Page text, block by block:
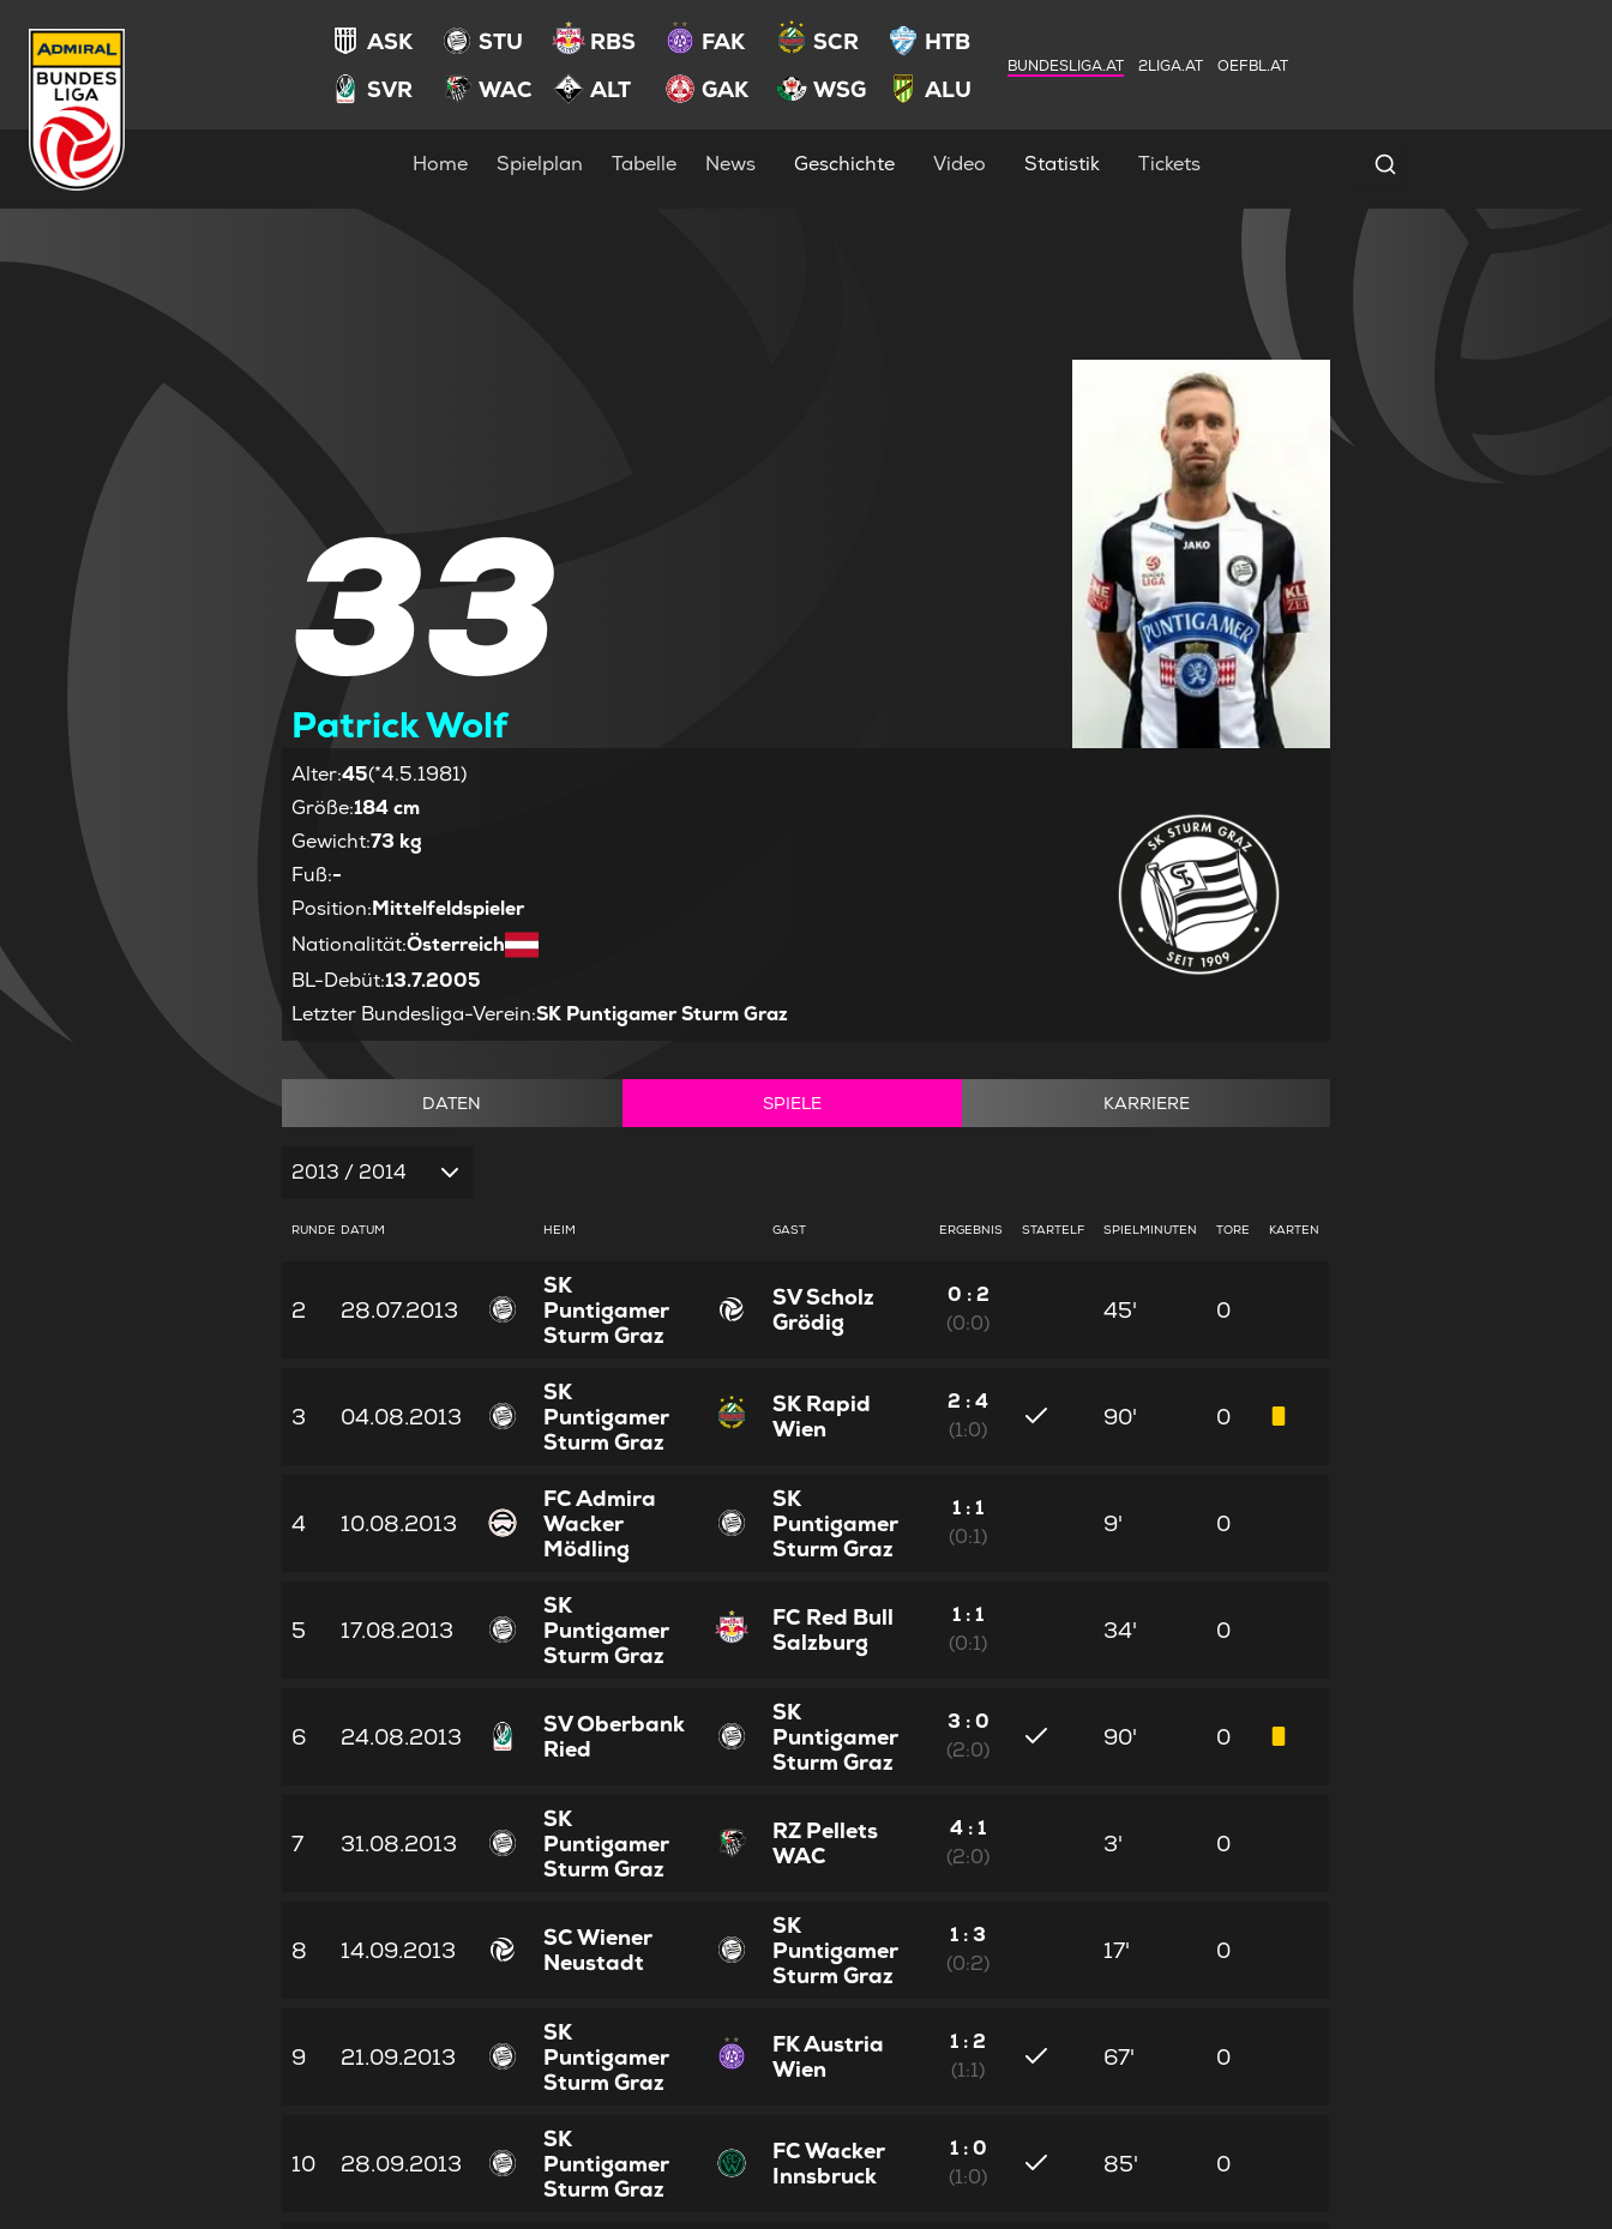
ASK STU RBS FAK SCR
HTB
SVR
WAC ALT GAK WSG ALU
BUNDESLIGA.AT 2LIGA.AT OEFBL.AT
Home Spielplan Tabelle News Geschichte Video Statistik Tickets Spielersuche
33
Patrick Wolf
Alter:45(*4.5.1981)
Größe:184 cm
Gewicht:73 kg
Fuß:-
Position:Mittelfeldspieler
Nationalität:Österreich
BL-Debüt:13.7.2005
Letzter Bundesliga-Verein:SK Puntigamer Sturm Graz
DATEN SPIELE KARRIERE
2013 / 2014
RUNDE DATUM HEIM GAST ERGEBNIS STARTELF SPIELMINUTEN TORE KARTEN
2 28.07.2013
SK
Puntigamer
Sturm Graz
SV Scholz
Grödig
0 : 2
(0:0)
45' 0
3 04.08.2013
SK
Puntigamer
Sturm Graz
SK Rapid
Wien
2 : 4
(1:0)
90' 0
4 10.08.2013
FC Admira
Wacker
Mödling
SK
Puntigamer
Sturm Graz
1 : 1
(0:1)
9' 0
5 17.08.2013
SK
Puntigamer
Sturm Graz
FC Red Bull
Salzburg
1 : 1
(0:1)
34' 0
6 24.08.2013
SV Oberbank
Ried
SK
Puntigamer
Sturm Graz
3 : 0
(2:0)
90' 0
7 31.08.2013
SK
Puntigamer
Sturm Graz
RZ Pellets
WAC
4 : 1
(2:0)
3' 0
8 14.09.2013
SC Wiener
Neustadt
SK
Puntigamer
Sturm Graz
1 : 3
(0:2)
17' 0
9 21.09.2013
SK
Puntigamer
Sturm Graz
FK Austria
Wien
1 : 2
(1:1)
67' 0
10 28.09.2013
SK
Puntigamer
Sturm Graz
FC Wacker
Innsbruck
1 : 0
(1:0)
85' 0